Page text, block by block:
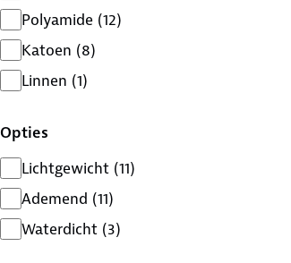
Polyamide (12)
Katoen (8)
Linnen (1)
Opties
Lichtgewicht (11)
Ademend (11)
Waterdicht (3)